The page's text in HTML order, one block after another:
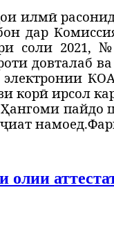
илмӣ
дар
соли 2021,
довталаб
электронии
корӣ ирсол
Ҳангоми пайдо
намоед.